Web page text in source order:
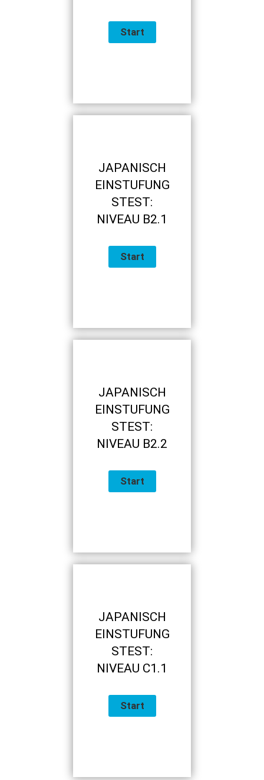
JAPANISCH
EINSTUFUNG
STEST:
NIVEAU B2.1
JAPANISCH
EINSTUFUNG
STEST:
NIVEAU B2.2
JAPANISCH
EINSTUFUNG
STEST:
NIVEAU C1.1